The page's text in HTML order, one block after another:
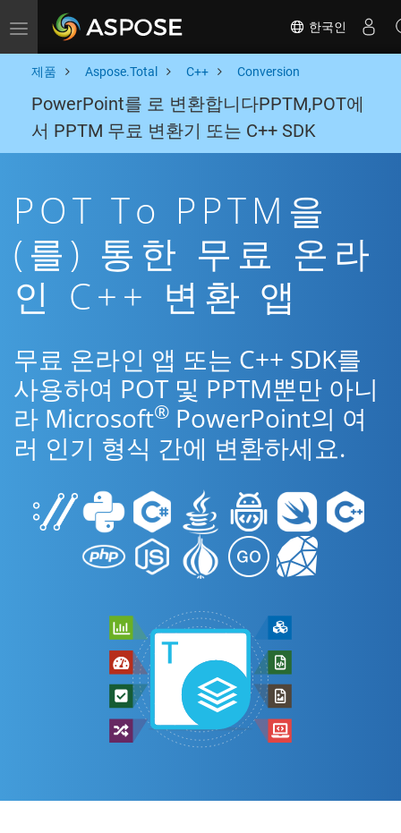
Toggle navigation 한국인
제품 Aspose.Total C++ Conversion
PowerPoint를 로 변환합니다PPTM,POT에
서 PPTM 무료 변환기 또는 C++ SDK
POT To PPTM을
(를) 통한 무료 온라
인 C++ 변환 앱
무료 온라인 앱 또는 C++ SDK를
사용하여 POT 및 PPTM뿐만 아니
라 Microsoft® PowerPoint의 여
러 인기 형식 간에 변환하세요.